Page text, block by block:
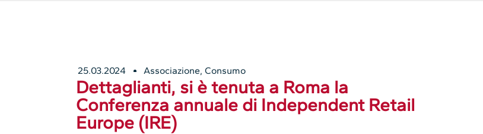
25.03.2024 Associazione,Consumo
Dettaglianti, si è tenuta a Roma la
Conferenza annuale di Independent Retail
Europe (IRE)